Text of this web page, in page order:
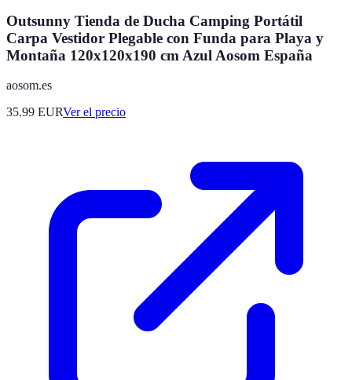
Outsunny Tienda de Ducha Camping Portátil
Carpa Vestidor Plegable con Funda para Playa y
Montaña 120x120x190 cm Azul Aosom España
aosom.es
35.99 EURVer el precio